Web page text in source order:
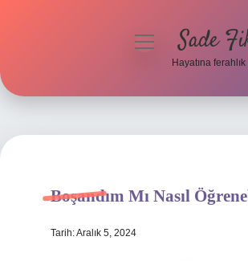
Hakkımızda
menüyüSade
Hayatına
Boşandım Mı Nasıl
Tarih: Aralık 5, 2024